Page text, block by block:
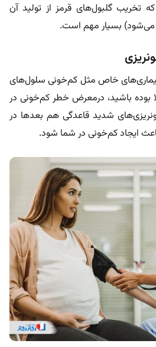
که تخریب گلبول‌های قرمز از تولید آن
بسیار مهم است.
بیماری‌های خاص مثل کم‌خونی سلول‌های
بوده باشید، درمعرض خطر کم‌خونی در
خونریزی‌های شدید قاعدگی هم بعدها در
ایجاد کم‌خونی در شما شود.